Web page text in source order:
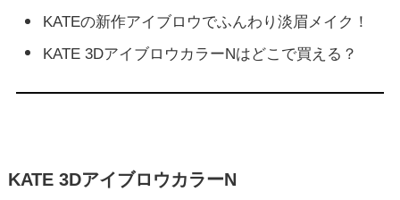
KATEの新作アイブロウでふんわり淡眉メイク！
KATE 3DアイブロウカラーNはどこで買える？
KATE 3DアイブロウカラーN